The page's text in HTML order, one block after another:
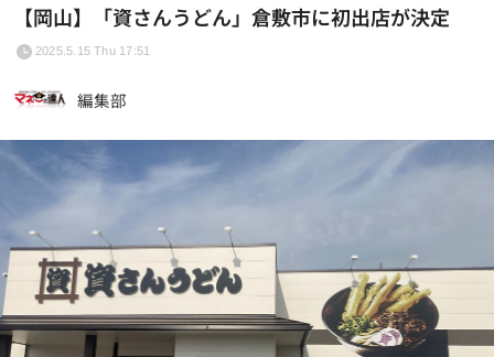
【岡山】「資さんうどん」倉敷市に初出店が決定
2025.5.15 Thu 17:51
編集部